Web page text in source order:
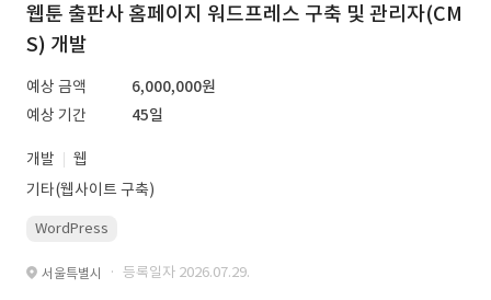
웹툰 출판사 홈페이지 워드프레스 구축 및 관리자(CM
S) 개발
예상 금액
6,000,000원
예상 기간
45일
개발
웹
기타(웹사이트 구축)
WordPress
서울특별시 · 등록일자 2026.07.29.